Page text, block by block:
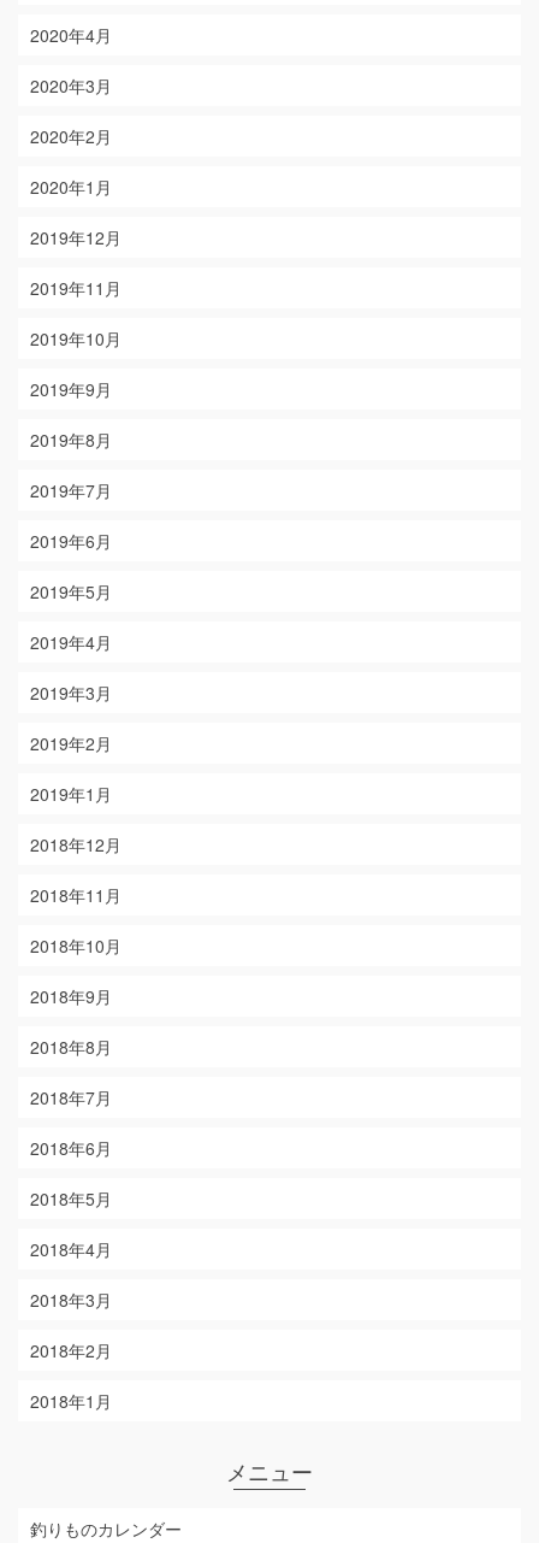
2020年4月
2020年3月
2020年2月
2020年1月
2019年12月
2019年11月
2019年10月
2019年9月
2019年8月
2019年7月
2019年6月
2019年5月
2019年4月
2019年3月
2019年2月
2019年1月
2018年12月
2018年11月
2018年10月
2018年9月
2018年8月
2018年7月
2018年6月
2018年5月
2018年4月
2018年3月
2018年2月
2018年1月
メニュー
釣りものカレンダー